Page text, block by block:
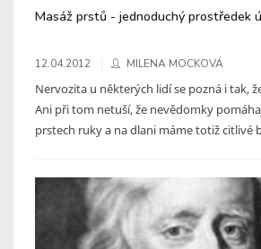
Masáž prstů - jednoduchý prostředek
12.04.2012 MILENA MOCKOVÁ
Nervozita u některých lidí se pozná i tak,
Ani při tom netuší, že nevědomky
prstech ruky a na dlani máme totiž citlivé